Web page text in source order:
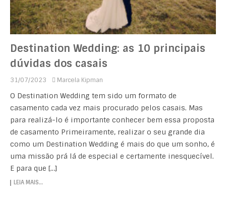
Destination Wedding: as 10 principais
dúvidas dos casais
31/07/2023 Marcela Kipman
O Destination Wedding tem sido um formato de
casamento cada vez mais procurado pelos casais. Mas
para realizá-lo é importante conhecer bem essa proposta
de casamento Primeiramente, realizar o seu grande dia
como um Destination Wedding é mais do que um sonho, é
uma missão prá lá de especial e certamente inesquecível.
E para que […]
LEIA MAIS…